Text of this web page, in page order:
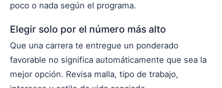
poco o nada según el programa.
Elegir solo por el número más alto
Que una carrera te entregue un ponderado
favorable no significa automáticamente que sea la
mejor opción. Revisa malla, tipo de trabajo,